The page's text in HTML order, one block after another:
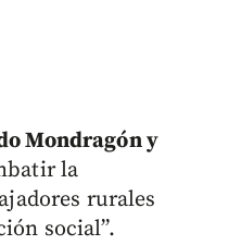
Mondragón y
la
rurales
social”.